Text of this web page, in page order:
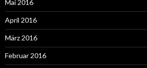
Mai 2016
April 2016
März 2016
Februar 2016